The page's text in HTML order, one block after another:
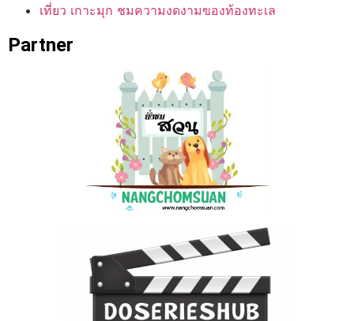
เที่ยว เกาะมุก ชมความงดงามของท้องทะเล
Partner